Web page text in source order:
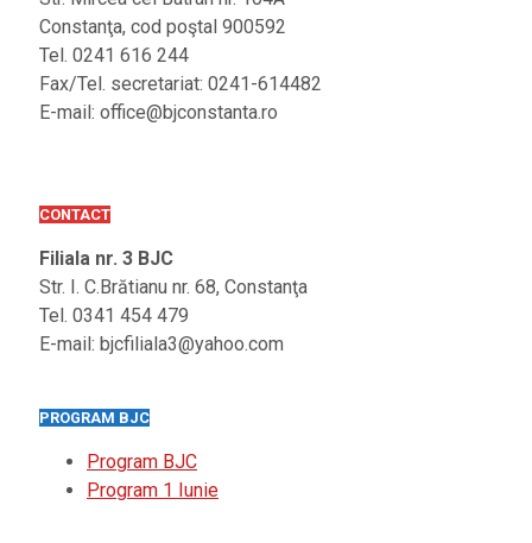
Constanţa, cod poştal 900592
Tel. 0241 616 244
Fax/Tel. secretariat: 0241-614482
E-mail: office@bjconstanta.ro
CONTACT
Filiala nr. 3 BJC
Str. I. C.Brătianu nr. 68, Constanţa
Tel. 0341 454 479
E-mail: bjcfiliala3@yahoo.com
PROGRAM BJC
Program BJC
Program 1 Iunie